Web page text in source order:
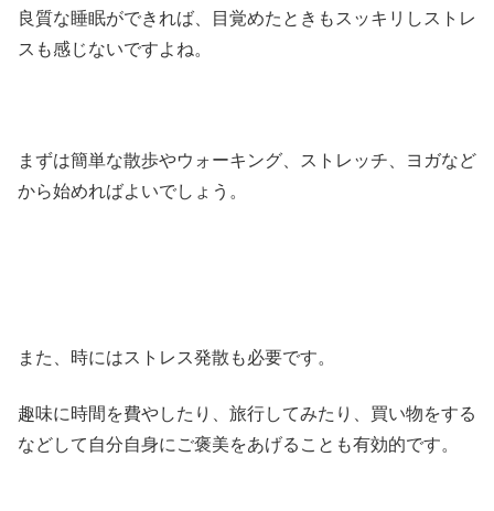
良質な睡眠ができれば、目覚めたときもスッキリしストレ
スも感じないですよね。
まずは簡単な散歩やウォーキング、ストレッチ、ヨガなど
から始めればよいでしょう。
また、時にはストレス発散も必要です。
趣味に時間を費やしたり、旅行してみたり、買い物をする
などして自分自身にご褒美をあげることも有効的です。